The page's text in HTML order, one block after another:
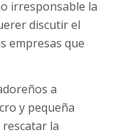
irresponsable la
discutir el
empresas que
a
y pequeña
la